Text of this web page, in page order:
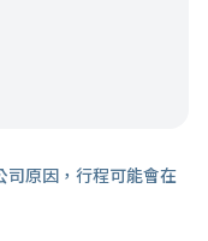
司原因，行程可能會在